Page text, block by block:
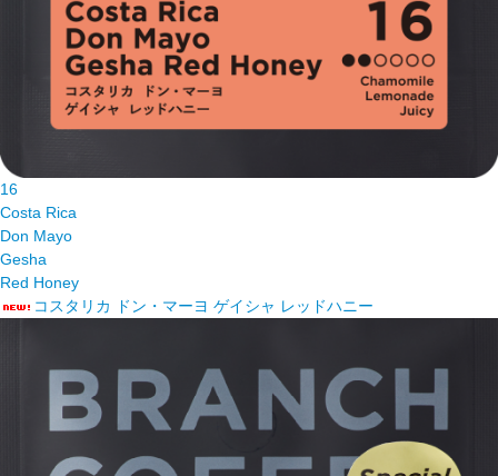
16
Costa Rica
Don Mayo
Gesha
Red Honey
コスタリカ ドン・マーヨ ゲイシャ レッドハニー